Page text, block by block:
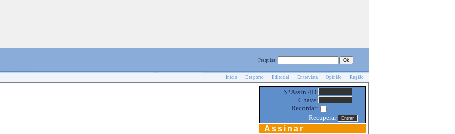
Pesquisa:
Início Desporto Editorial Entrevista Opinião Região
Nº Assin./ID:
Chave:
Recordar:
Recuperar
Assinar